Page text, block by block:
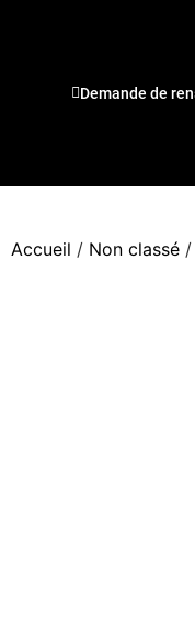
Demande de
Accueil / Non classé /